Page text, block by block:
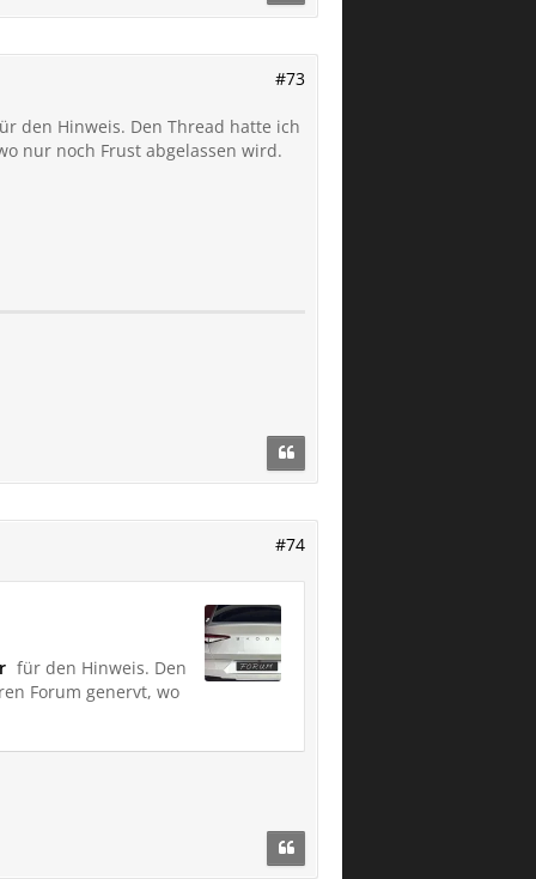
#73
den Hinweis. Den Thread hatte ich
nur noch Frust abgelassen wird.
#74
für den Hinweis. Den
Forum genervt, wo